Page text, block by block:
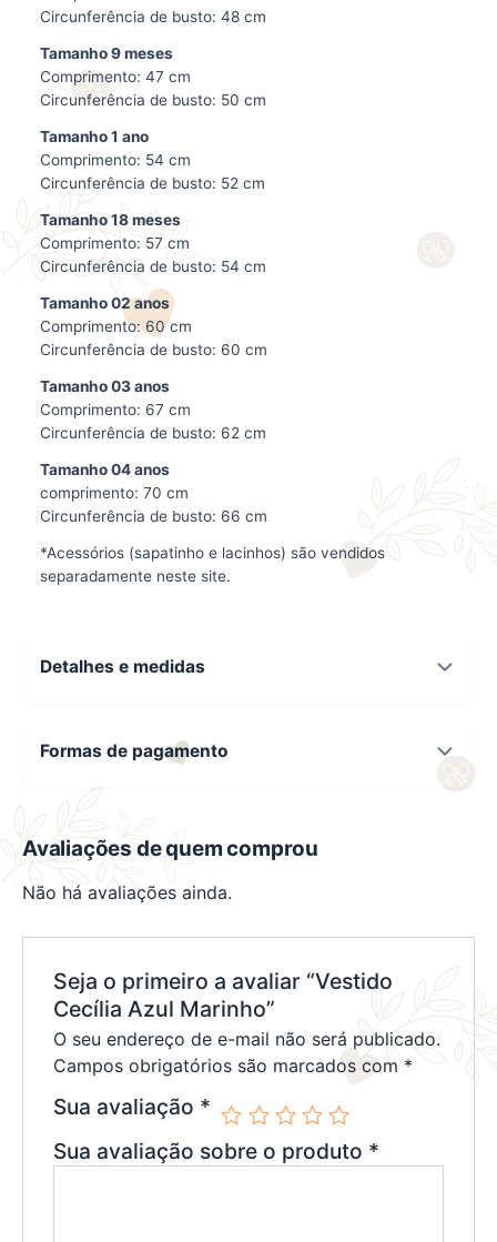
Circunferência de busto: 48 cm
Tamanho 9 meses
Comprimento: 47 cm
Circunferência de busto: 50 cm
Tamanho 1 ano
Comprimento: 54 cm
Circunferência de busto: 52 cm
Tamanho 18 meses
Comprimento: 57 cm
Circunferência de busto: 54 cm
Tamanho 02 anos
Comprimento: 60 cm
Circunferência de busto: 60 cm
Tamanho 03 anos
Comprimento: 67 cm
Circunferência de busto: 62 cm
Tamanho 04 anos
comprimento: 70 cm
Circunferência de busto: 66 cm
*Acessórios (sapatinho e lacinhos) são vendidos
separadamente neste site.
Detalhes e medidas
Formas de pagamento
Avaliações de quem comprou
Não há avaliações ainda.
Seja o primeiro a avaliar “Vestido
Cecília Azul Marinho”
O seu endereço de e-mail não será publicado.
Campos obrigatórios são marcados com *
Sua avaliação *
Sua avaliação sobre o produto *